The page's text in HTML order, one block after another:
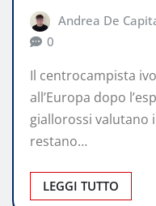
Andrea De
0
Il centrocampista
all’Europa dopo
giallorossi valutano
restano…
LEGGI TUTTO